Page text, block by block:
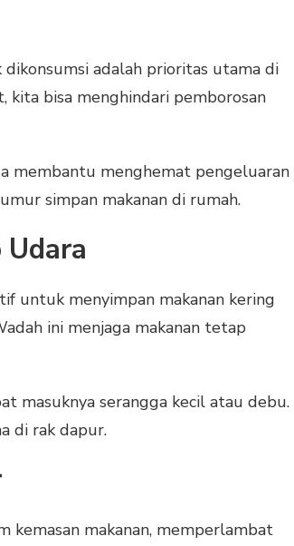
adalah prioritas utama di
kita bisa menghindari pemborosan
membantu menghemat pengeluaran
simpan makanan di rumah.
untuk menyimpan makanan kering
ini menjaga makanan tetap
masuknya serangga kecil atau debu.
di rak dapur.
kemasan makanan, memperlambat